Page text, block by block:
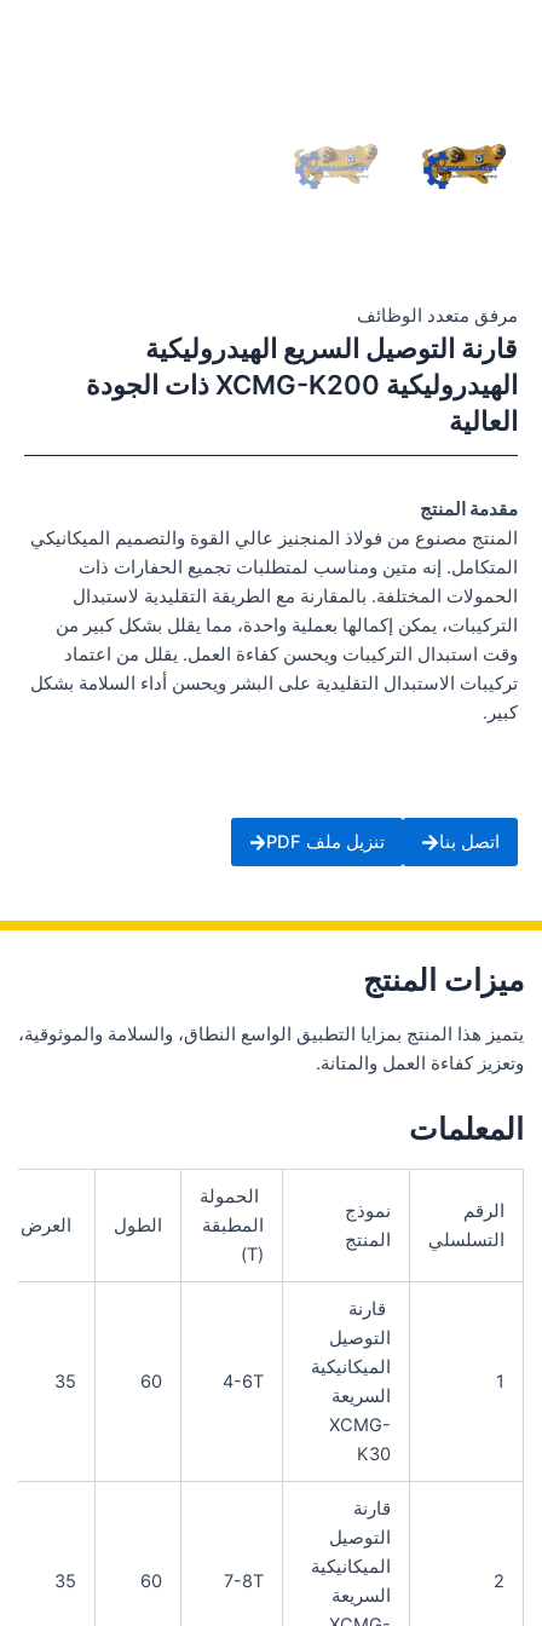
مرفق متعدد الوظائف
قارنة التوصيل السريع الهيدروليكية
الهيدروليكية XCMG-K200 ذات الجودة
العالية
مقدمة المنتج
المنتج مصنوع من فولاذ المنجنيز عالي القوة والتصميم الميكانيكي
المتكامل. إنه متين ومناسب لمتطلبات تجميع الحفارات ذات
الحمولات المختلفة. بالمقارنة مع الطريقة التقليدية لاستبدال
التركيبات، يمكن إكمالها بعملية واحدة، مما يقلل بشكل كبير من
وقت استبدال التركيبات ويحسن كفاءة العمل. يقلل من اعتماد
تركيبات الاستبدال التقليدية على البشر ويحسن أداء السلامة بشكل
كبير.
اتصل بنا تنزيل ملف PDF
ميزات المنتج
يتميز هذا المنتج بمزايا التطبيق الواسع النطاق، والسلامة والموثوقية،
وتعزيز كفاءة العمل والمتانة.
المعلمات
الرقم
التسلسلي
نموذج
المنتج
الحمولة
المطبقة
(T)
الطول العرض
1
قارنة
التوصيل
الميكانيكية
السريعة
XCMG-
K30
4-6T
60
35
2
قارنة
التوصيل
الميكانيكية
السريعة
7-8T
60
35